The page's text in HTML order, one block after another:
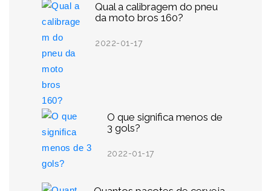
Qual a calibragem do pneu
da moto bros 160?
2022-01-17
O que significa menos de
3 gols?
2022-01-17